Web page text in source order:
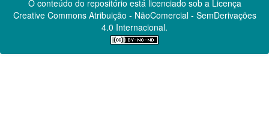
O conteúdo do repositório está licenciado sob a Licença
Creative CommonsAtribuição - NãoComercial - SemDerivações
4.0 Internacional.